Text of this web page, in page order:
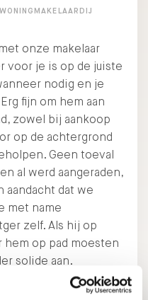
WONINGMAKELAARDIJ
onze makelaar
voor je is op de juiste
nodig en je
fijn om hem aan
zowel bij aankoop
op de achtergrond
Geen toeval
al werd aangeraden,
aandacht dat we
met name
zelf. Als hij op
op pad moesten
solide aan.